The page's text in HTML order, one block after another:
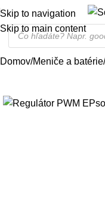
Skip to navigation
Skip to main content
Domov Meniče a batérie